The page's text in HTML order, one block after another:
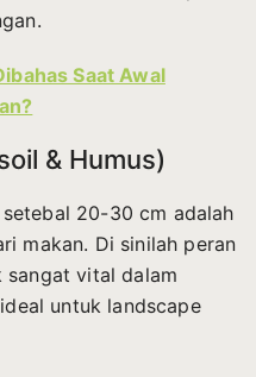
Saat Awal
& Humus)
20-30 cm adalah
makan. Di sinilah peran
sangat vital dalam
untuk landscape